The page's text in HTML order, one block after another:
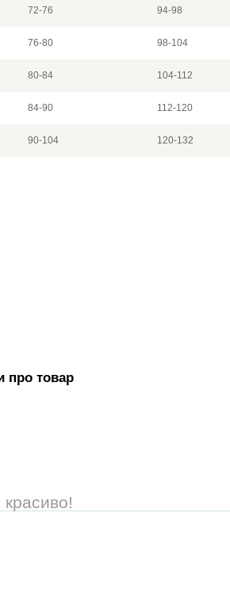
72-76 94-98
76-80 98-104
80-84 104-112
84-90 112-120
90-104 120-132
про товар